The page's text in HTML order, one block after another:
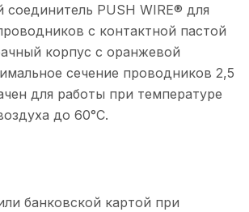
соединитель PUSH WIRE® для
с контактной пастой
корпус с оранжевой
сечение проводников 2,5
для работы при температуре
до 60°C.
банковской картой при